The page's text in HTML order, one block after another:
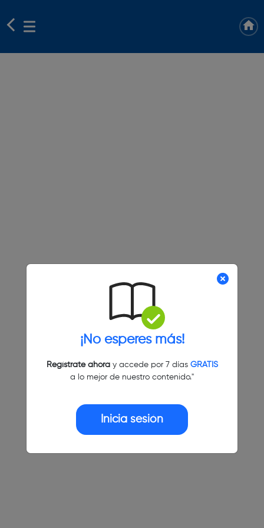
¡No esperes más!
Regístrate ahoray accede por 7 días GRATIS
a lo mejor de nuestro contenido."
Inicia sesión